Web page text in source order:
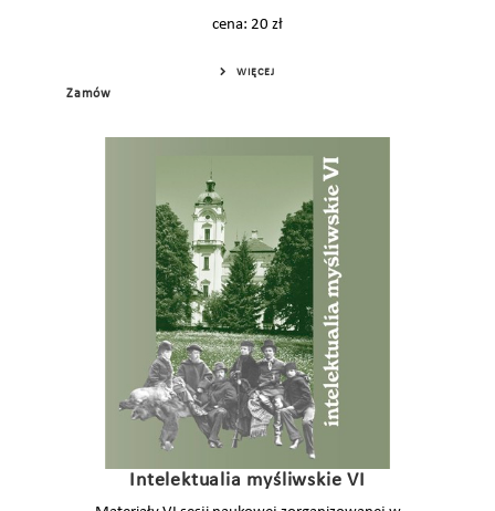
cena: 20 zł
WIĘCEJ
Zamów
Intelektualia myśliwskie VI